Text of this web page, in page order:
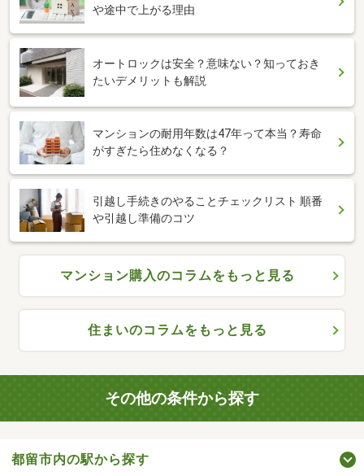
や途中で上がる理由
オートロックは安全？意味ない？知っておき
たいデメリットも解説
マンションの耐用年数は47年って本当？寿命
がすぎたら住めなくなる？
引越し手続きのやることチェックリスト 順番
や引越し準備のコツ
マンション購入のコラムをもっと見る
住まいのコラムをもっと見る
その他の条件から探す
都留市内の駅から探す